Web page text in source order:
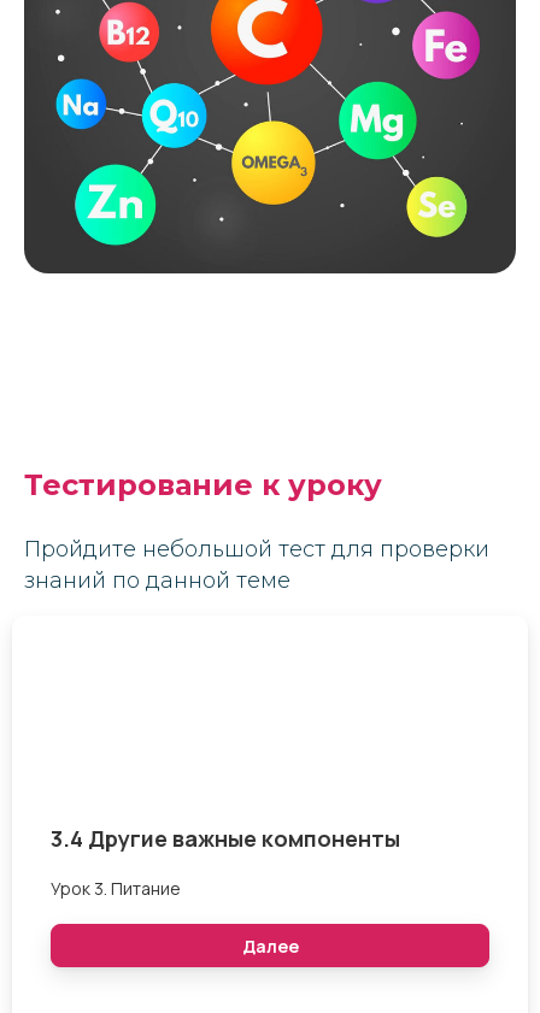
Тестирование к уроку
Пройдите небольшой тест для проверки
знаний по данной теме